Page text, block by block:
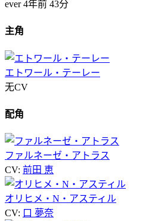
ever 4年前 43分
主角
エトワール・テーレー
无CV
配角
ファルネーゼ・アトラス
CV: 前田 恵
オリヒメ・N・アスティル
CV: 口 夢奈